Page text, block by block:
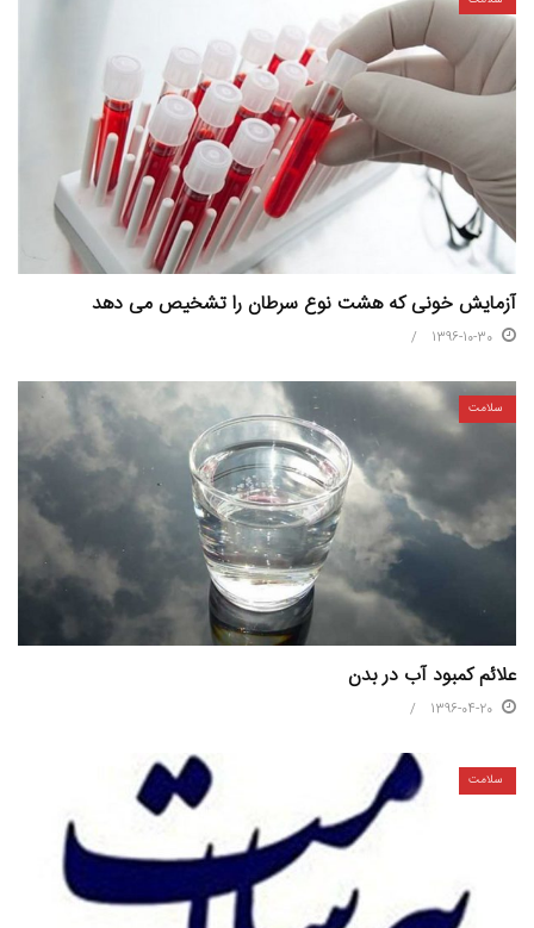
آزمایش خونی که هشت نوع سرطان را تشخیص می دهد
1396-10-30
سلامت
علائم کمبود آب در بدن
1396-04-20
سلامت